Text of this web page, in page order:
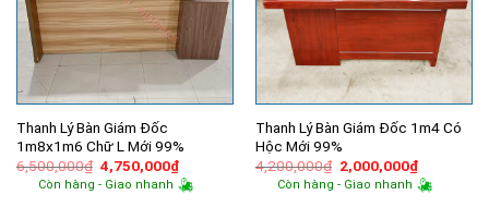
Thanh Lý Bàn Giám Đốc
1m8x1m6 Chữ L Mới 99%
6,500,000₫ Giá
gốc
là:
4,750,000₫Giá
hiện
tại
Còn hàng - Giao nhanh
Thanh Lý Bàn Giám Đốc 1m4 Có
Hộc Mới 99%
4,200,000₫ Giá
gốc
là:
2,000,000₫Giá
hiện
tại
Còn hàng - Giao nhanh